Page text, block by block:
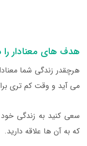
هدف های معنادار را
هرچقدر زندگی شما
می آید و وقت کم تری
سعی کنید به زندگی
که به آن ها علاقه دارید.